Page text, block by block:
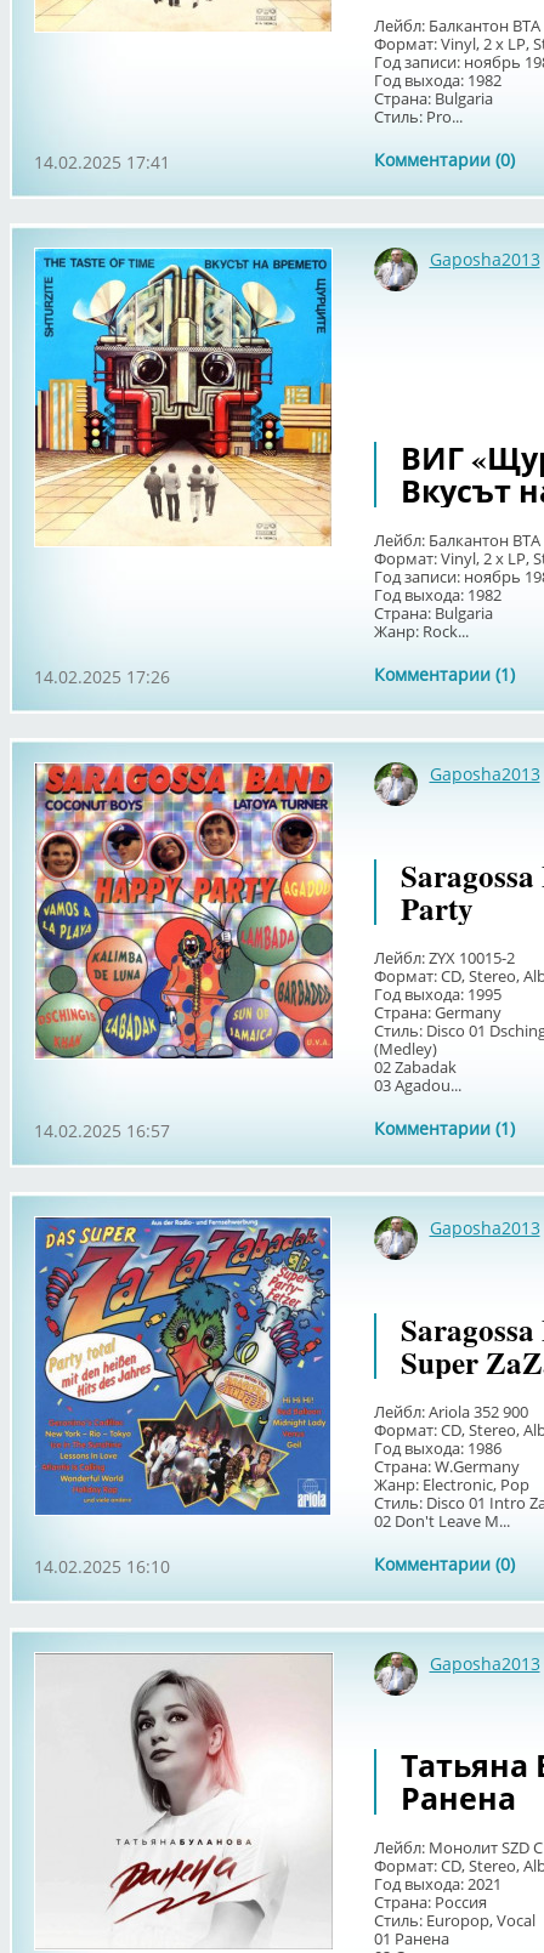
Лейбл: Балкантон ВТА
Формат: Vinyl, 2 x LP,
Год записи: ноябрь
Год выхода: 1982
Страна: Bulgaria
Стиль: Pro...
Комментарии (0)
14.02.2025 17:41
Gaposha2013
ВИГ
Вкусът
Лейбл: Балкантон ВТА
Формат: Vinyl, 2 x LP,
Год записи: ноябрь
Год выхода: 1982
Страна: Bulgaria
Жанр: Rock...
Комментарии (1)
14.02.2025 17:26
Gaposha2013
Party
Лейбл: ZYX 10015-2
Формат: CD, Stereo,
Год выхода: 1995
Страна: Germany
Стиль: Disco 01
(Medley)
02 Zabadak
03 Agadou...
Комментарии (1)
14.02.2025 16:57
Gaposha2013
Super
Лейбл: Ariola 352 900
Формат: CD, Stereo,
Год выхода: 1986
Страна: W.Germany
Жанр: Electronic, Pop
Стиль: Disco 01 Intro
02 Don't Leave M...
Комментарии (0)
14.02.2025 16:10
Gaposha2013
Татьяна
Ранена
Лейбл: Монолит SZD
Формат: CD, Stereo,
Год выхода: 2021
Страна: Россия
Стиль: Europop, Vocal
01 Ранена